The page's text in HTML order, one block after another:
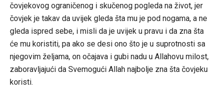
čovjekovog ograničenog i skučenog pogleda na život, jer
čovjek je takav da uvijek gleda šta mu je pod nogama, a ne
gleda ispred sebe, i misli da je uvijek u pravu i da zna šta
će mu koristiti, pa ako se desi ono što je u suprotnosti sa
njegovim željama, on očajava i gubi nadu u Allahovu milost,
zaboravljajući da Svemogući Allah najbolje zna šta čovjeku
koristi.